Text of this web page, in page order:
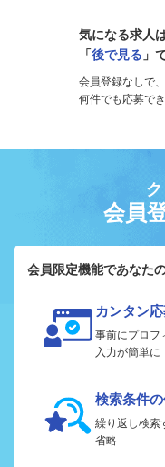
気になる求人
「後で見る 」
会員登録なしで、
何件でも応募でき
会員
会員限定機能であなた
カンタン
事前にプロフ
入力が簡単に
検索条件
繰り返し検索
省略